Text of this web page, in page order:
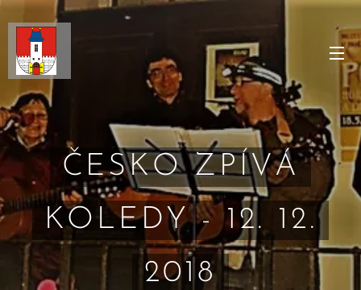
ČESKO ZPÍVÁ
KOLEDY - 12. 12.
2018